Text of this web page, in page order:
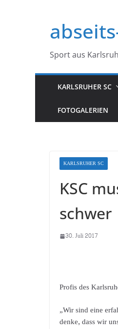
springen
Sport aus
KARLSRUHER SC
FOTOGALERIEN
KARLSRUHER SC
KSC
schwer
30. Juli 2017
Profis des
„Wir sind eine
denke, dass wir